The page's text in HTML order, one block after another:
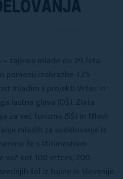
zajema mlade do 29. leta
pomenu izobrazbe TZS
mladim s projekti Vrtec in
lastna glava (OŠ), Zlata
za več turizma (SŠ) in Mladi
mladih za sodelovanje iz
že s štirimestnim
več kot 100 vrtcev, 200
šol iz tujine in Slovenije.